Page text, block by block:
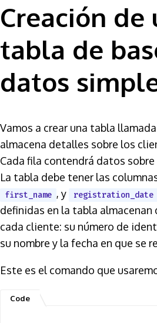
Creación de
tabla de
datos
Vamos a crear una tabla llamada
almacena detalles sobre los
Cada fila contendrá datos
La tabla debe tener las
first_name , y registration_date
definidas en la tabla
cada cliente: su número de
su nombre y la fecha en que se
Este es el comando que